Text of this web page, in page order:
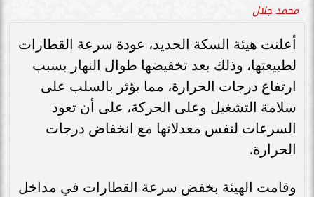
محمد جلال
أعلنت هيئة السكة الحديد، عودة سرعة القطارات
لطبيعتها، وذلك بعد تخفيضها طوال النهار بسبب
ارتفاع درجات الحرارة، مما يؤثر بالسلب على
سلامة التشغيل وعلى الحركة، على أن تعود
السرعات لنفس معدلاتها مع انخفاض درجات
الحرارة.
وقامت الهيئة بخفض سرعة القطارات في مداخل